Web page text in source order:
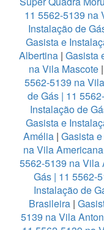
11 5562-5139 na
Instalação de
Gasista e
Albertina | Gasista
na Vila Mascote|
5562-5139 na
de Gás | 11
Instalação de
Gasista e
Amélia | Gasista
na Vila Americana
5562-5139 na Vila
Gás | 11 5562-
Instalação de
Brasileira |
5139 na Vila